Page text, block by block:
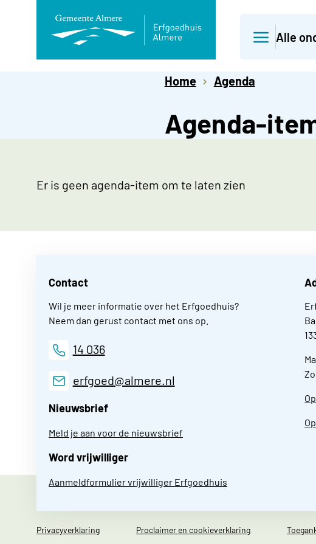
Alle
Home Agenda
Agenda-
Er is geen agenda-item om te laten zien
Contact
Wil je meer informatie over het Erfgoedhuis?
Neem dan gerust contact met ons op.
14 036
erfgoed@almere.nl
Nieuwsbrief
Meld je aan voor de nieuwsbrief
Word vrijwilliger
Aanmeldformulier vrijwilliger Erfgoedhuis
Privacyverklaring Proclaimer en cookieverklaring